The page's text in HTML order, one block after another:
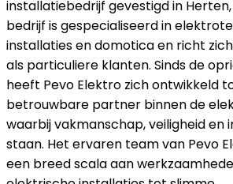
installatiebedrijf gevestigd in Herten,
bedrijf is gespecialiseerd in
installaties en domotica en richt
als particuliere klanten. Sinds de
heeft Pevo Elektro zich ontwikkeld
betrouwbare partner binnen de
waarbij vakmanschap, veiligheid en
staan. Het ervaren team van Pevo
een breed scala aan